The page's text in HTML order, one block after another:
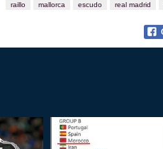
raillo mallorca escudo real madrid